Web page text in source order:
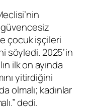
çocuk işçileri
söyledi. 2025’in
ilk on ayında
yitirdiğini
olmalı; kadınlar
dedi.